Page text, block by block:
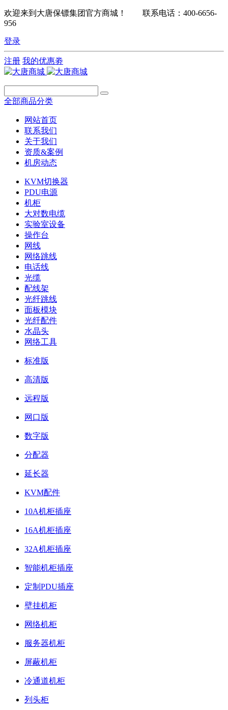
欢迎来到大唐保镖集团官方商城！ 联系电话：400-6656-
956
登录
注册 我的优惠劵
全部商品分类
网站首页
联系我们
关于我们
资质&案例
机房动态
KVM切换器
PDU电源
机柜
大对数电缆
实验室设备
操作台
网线
网络跳线
电话线
光缆
配线架
光纤跳线
面板模块
光纤配件
水晶头
网络工具
标准版
高清版
远程版
网口版
数字版
分配器
延长器
KVM配件
10A机柜插座
16A机柜插座
32A机柜插座
智能机柜插座
定制PDU插座
壁挂机柜
网络机柜
服务器机柜
屏蔽机柜
冷通道机柜
列头柜